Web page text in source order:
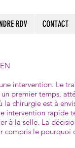
RDV CONTACT
intervention. Le
premier temps,
chirurgie est à
intervention rapide
à la selle. La
compris le pourquoi